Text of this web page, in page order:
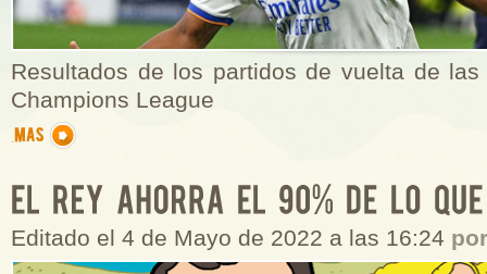
Resultados de los partidos de vuelta de
Champions League
Editado el 4 de Mayo de 2022 a las 16:24